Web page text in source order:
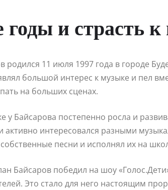
годы и страсть
родился 11 июля 1997 года в городе
большой интерес к музыке и пел
на больших сценах.
у Байсарова постепенно росла и
активно интересовался разными
песни и исполнял их на
Байсаров победил на шоу
Это стало для него настоящим